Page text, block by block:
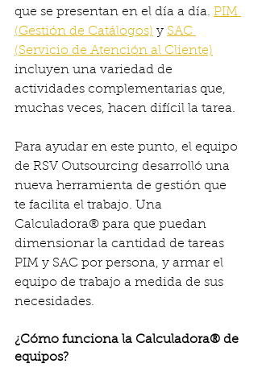
que se presentan en el día a día. PIM
(Gestión de Catálogos) y SAC
(Servicio de Atención al Cliente)
incluyen una variedad de
actividades complementarias que,
muchas veces, hacen difícil la tarea.
Para ayudar en este punto, el equipo
de RSV Outsourcing desarrolló una
nueva herramienta de gestión que
te facilita el trabajo. Una
Calculadora® para que puedan
dimensionar la cantidad de tareas
PIM y SAC por persona, y armar el
equipo de trabajo a medida de sus
necesidades.
¿Cómo funciona la Calculadora® de
equipos?